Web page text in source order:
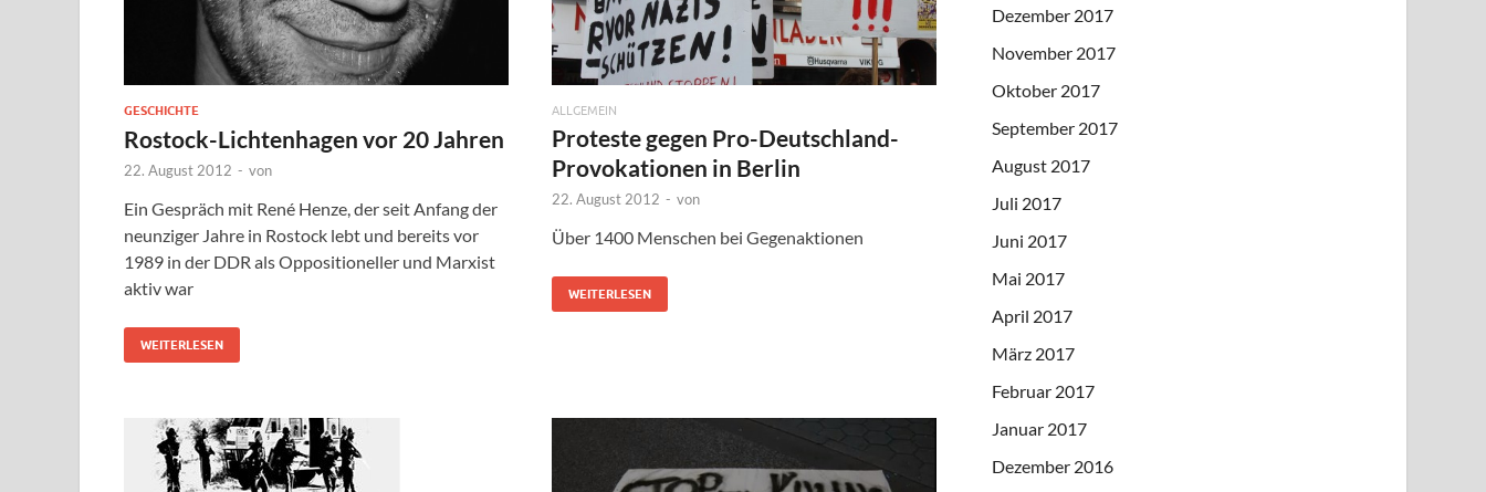
GESCHICHTE
Rostock-Lichtenhagen vor 20 Jahren
22. August 2012 - von
Ein Gespräch mit René Henze, der seit Anfang der
neunziger Jahre in Rostock lebt und bereits vor
1989 in der DDR als Oppositioneller und Marxist
aktiv war
WEITERLESEN
ALLGEMEIN
Proteste gegen Pro-Deutschland-
Provokationen in Berlin
22. August 2012 - von
Über 1400 Menschen bei Gegenaktionen
WEITERLESEN
Dezember 2017
November 2017
Oktober 2017
September 2017
August 2017
Juli 2017
Juni 2017
Mai 2017
April 2017
März 2017
Februar 2017
Januar 2017
Dezember 2016